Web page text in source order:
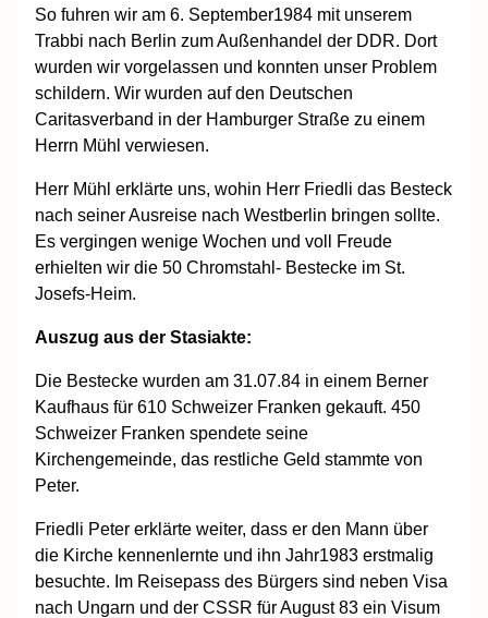
So fuhren wir am 6. September1984 mit unserem
Trabbi nach Berlin zum Außenhandel der DDR. Dort
wurden wir vorgelassen und konnten unser Problem
schildern. Wir wurden auf den Deutschen
Caritasverband in der Hamburger Straße zu einem
Herrn Mühl verwiesen.
Herr Mühl erklärte uns, wohin Herr Friedli das Besteck
nach seiner Ausreise nach Westberlin bringen sollte.
Es vergingen wenige Wochen und voll Freude
erhielten wir die 50 Chromstahl- Bestecke im St.
Josefs-Heim.
Auszug aus der Stasiakte:
Die Bestecke wurden am 31.07.84 in einem Berner
Kaufhaus für 610 Schweizer Franken gekauft. 450
Schweizer Franken spendete seine
Kirchengemeinde, das restliche Geld stammte von
Peter.
Friedli Peter erklärte weiter, dass er den Mann über
die Kirche kennenlernte und ihn Jahr1983 erstmalig
besuchte. Im Reisepass des Bürgers sind neben Visa
nach Ungarn und der CSSR für August 83 ein Visum